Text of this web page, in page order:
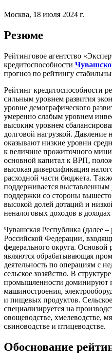
Москва, 18 июля 2024 г.
Резюме
Рейтинговое агентство
кредитоспособности
прогноз по рейтингу
Рейтинг кредитоспособности
сильным уровнем развития
уровне демографического
умеренно слабым уровнем
высоким уровнем
долговой нагрузкой. Давление
оказывают низкие уровни
к величине прожиточного
основной капитал к ВРП,
высокая диверсификация
расходной части бюджета.
поддерживается
поддержки со стороны
высокой долей дотаций и
неналоговых доходов в
Чувашская Республика (далее
Российской Федерации,
федерального округа. Основой
являются обрабатывающая
деятельность по операциям с
сельское хозяйство. В
промышленности доминируют
машиностроения,
и пищевых продуктов. Сельское
специализируется на
овощеводстве, хмелеводстве,
свиноводстве и птицеводстве.
Обоснование